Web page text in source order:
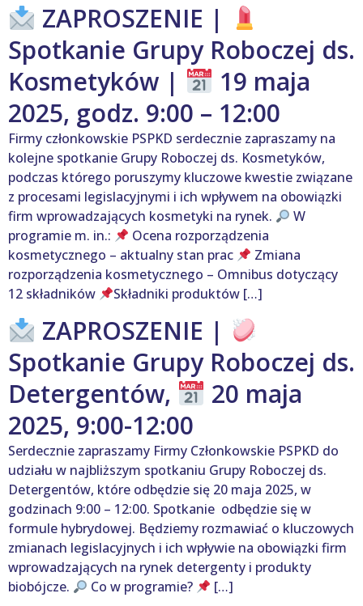
ZAPROSZENIE |
Spotkanie Grupy Roboczej ds.
Kosmetyków |
19 maja
2025, godz. 9:00 – 12:00
Firmy członkowskie PSPKD serdecznie zapraszamy na
kolejne spotkanie Grupy Roboczej ds. Kosmetyków,
podczas którego poruszymy kluczowe kwestie związane
z procesami legislacyjnymi i ich wpływem na obowiązki
firm wprowadzających kosmetyki na rynek.
W
programie m. in.:
Ocena rozporządzenia
kosmetycznego – aktualny stan prac
Zmiana
rozporządzenia kosmetycznego – Omnibus dotyczący
12 składników
Składniki produktów […]
ZAPROSZENIE |
Spotkanie Grupy Roboczej ds.
Detergentów,
20 maja
2025, 9:00-12:00
Serdecznie zapraszamy Firmy Członkowskie PSPKD do
udziału w najbliższym spotkaniu Grupy Roboczej ds.
Detergentów, które odbędzie się 20 maja 2025, w
godzinach 9:00 – 12:00. Spotkanie odbędzie się w
formule hybrydowej. Będziemy rozmawiać o kluczowych
zmianach legislacyjnych i ich wpływie na obowiązki firm
wprowadzających na rynek detergenty i produkty
biobójcze.
Co w programie? […]